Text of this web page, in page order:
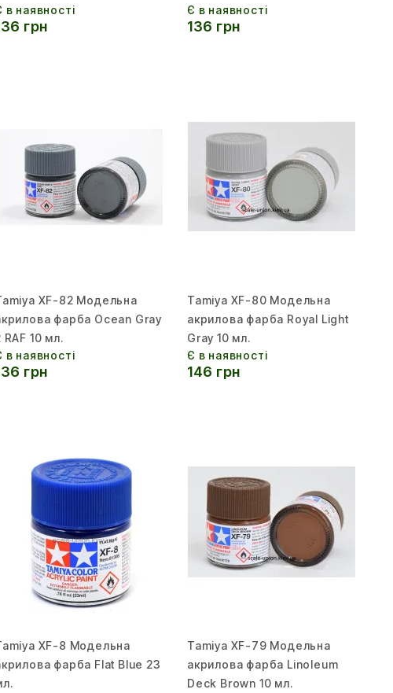
в наявності
грн
Є в наявності
136 грн
XF-82 Модельна
фарба Ocean Gray
RAF 10 мл.
в наявності
грн
Tamiya XF-80 Модельна
акрилова фарба Royal Light
Gray 10 мл.
Є в наявності
146 грн
XF-8 Модельна
фарба Flat Blue 23
Tamiya XF-79 Модельна
акрилова фарба Linoleum
Deck Brown 10 мл.